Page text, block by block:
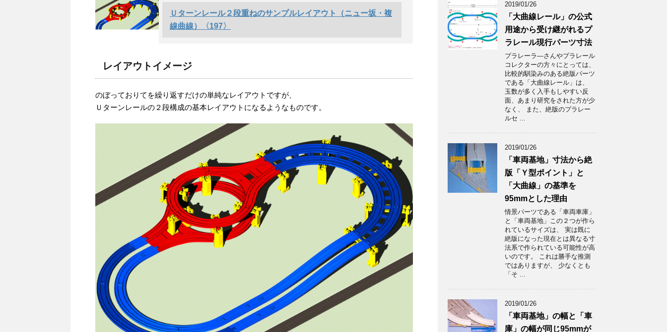
Ｕターンレール２段重ねのサンプルレイアウト（ニュー坂・複
線曲線）〈197〉
レイアウトイメージ
のぼっておりてを繰り返すだけの単純なレイアウトですが、
Ｕターンレールの２段構成の基本レイアウトになるようなものです。
2019/01/26
「大曲線レール」の公式
用途から受け継がれるプ
ラレール現行パーツ寸法
プラレーラ―さんやプラレール
コレクターの方々にとっては、
比較的馴染みのある絶版パーツ
である「大曲線レール」は、
玉数が多く入手もしやすい反
面、あまり研究をされた方が少
なく、 また、絶版のプラレー
ルセ ...
2019/01/26
「車両基地」寸法から絶
版「Ｙ型ポイント」と
「大曲線」の基準を
95mmとした理由
情景パーツである「車両車庫」
と「車両基地」この２つが作ら
れているサイズは、 実は既に
絶版になった現在とは異なる寸
法系で作られている可能性が高
いのです。 これは勝手な推測
ではありますが、 少なくとも
「そ ...
2019/01/26
「車両基地」の幅と「車
庫」の幅が同じ95mmが